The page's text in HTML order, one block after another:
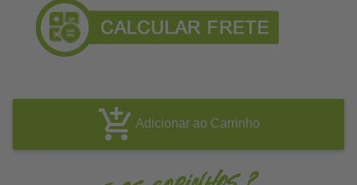
Adicionar ao Carrinho